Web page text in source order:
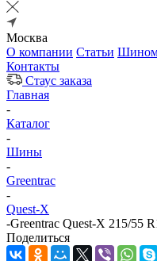
Москва
О компании Статьи
Контакты
Стаус заказа
Главная
-
Каталог
-
Шины
-
Greentrac
-
Quest-X
-Greentrac Quest-X 215/55
Поделиться